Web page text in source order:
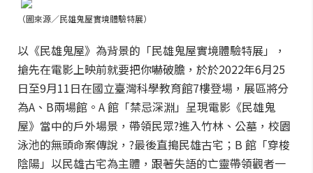
（圖來源／民雄鬼屋實境體驗特展）
以《民雄鬼屋》為背景的「民雄鬼屋實境體驗特展」，
搶先在電影上映前就要把你嚇破膽，於於2022年6月25
日至9月11日在國立臺灣科學教育館7樓登場，展區將分
為A、B兩場館。A 館「禁忌深淵」呈現電影《民雄鬼
屋》當中的戶外場景，帶領民眾?進入竹林、公墓，校園
泳池的無頭命案傳說，?最後直搗民雄古宅；B 館「穿梭
陰陽」以民雄古宅為主體，跟著失語的亡靈帶領觀者一